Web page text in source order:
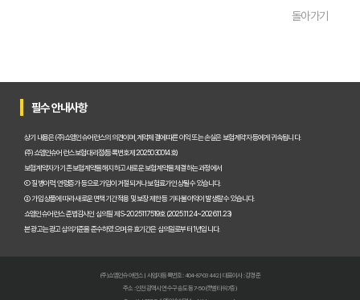
돌아가기
필수 안내사항
상기 내용은 (주)쇼엠인슈어런스의 의견이며, 계약체결에 따른 이익 또는 손실은 보험계약자 등에게 귀속됩니다.
(주)쇼엠인슈어런스 보험대리점(등록번호 제2025030014호)
보험계약자가 기존 보험계약을 해지하고 새로운 보험계약을 체결하는 과정에서
① 질병이력, 연령증가 등으로 가입이 거절되거나 보험료가 인상될 수 있습니다.
② 가입 상품에 따라 새로운 면책기간 적용 및 보장 제한 등 기타 불이익이 발생할 수 있습니다.
쇼엠인슈어런스 준법감시인 심의필 제S-2025117519호 (2025.11.24~2026.11.23)
본 광고는 광고심의기준을 준수하였으며, 유효기간은 심의일로부터 1년입니다.
(주)쇼엠인슈어런스 | 사업자등록번호 : 404-87-03442 | 대표이사 : 강경준
주소 : 인천광역시 연수구 송도동 7-50 (갯벌타워 7층)